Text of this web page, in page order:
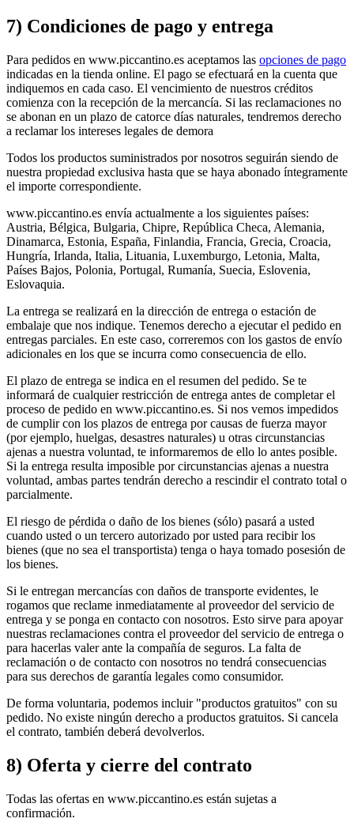
7) Condiciones de pago y entrega
Para pedidos en www.piccantino.es aceptamos las opciones de pago
indicadas en la tienda online. El pago se efectuará en la cuenta que
indiquemos en cada caso. El vencimiento de nuestros créditos
comienza con la recepción de la mercancía. Si las reclamaciones no
se abonan en un plazo de catorce días naturales, tendremos derecho
a reclamar los intereses legales de demora
Todos los productos suministrados por nosotros seguirán siendo de
nuestra propiedad exclusiva hasta que se haya abonado íntegramente
el importe correspondiente.
www.piccantino.es envía actualmente a los siguientes países:
Austria, Bélgica, Bulgaria, Chipre, República Checa, Alemania,
Dinamarca, Estonia, España, Finlandia, Francia, Grecia, Croacia,
Hungría, Irlanda, Italia, Lituania, Luxemburgo, Letonia, Malta,
Países Bajos, Polonia, Portugal, Rumanía, Suecia, Eslovenia,
Eslovaquia.
La entrega se realizará en la dirección de entrega o estación de
embalaje que nos indique. Tenemos derecho a ejecutar el pedido en
entregas parciales. En este caso, correremos con los gastos de envío
adicionales en los que se incurra como consecuencia de ello.
El plazo de entrega se indica en el resumen del pedido. Se te
informará de cualquier restricción de entrega antes de completar el
proceso de pedido en www.piccantino.es. Si nos vemos impedidos
de cumplir con los plazos de entrega por causas de fuerza mayor
(por ejemplo, huelgas, desastres naturales) u otras circunstancias
ajenas a nuestra voluntad, te informaremos de ello lo antes posible.
Si la entrega resulta imposible por circunstancias ajenas a nuestra
voluntad, ambas partes tendrán derecho a rescindir el contrato total o
parcialmente.
El riesgo de pérdida o daño de los bienes (sólo) pasará a usted
cuando usted o un tercero autorizado por usted para recibir los
bienes (que no sea el transportista) tenga o haya tomado posesión de
los bienes.
Si le entregan mercancías con daños de transporte evidentes, le
rogamos que reclame inmediatamente al proveedor del servicio de
entrega y se ponga en contacto con nosotros. Esto sirve para apoyar
nuestras reclamaciones contra el proveedor del servicio de entrega o
para hacerlas valer ante la compañía de seguros. La falta de
reclamación o de contacto con nosotros no tendrá consecuencias
para sus derechos de garantía legales como consumidor.
De forma voluntaria, podemos incluir "productos gratuitos" con su
pedido. No existe ningún derecho a productos gratuitos. Si cancela
el contrato, también deberá devolverlos.
8) Oferta y cierre del contrato
Todas las ofertas en www.piccantino.es están sujetas a
confirmación.